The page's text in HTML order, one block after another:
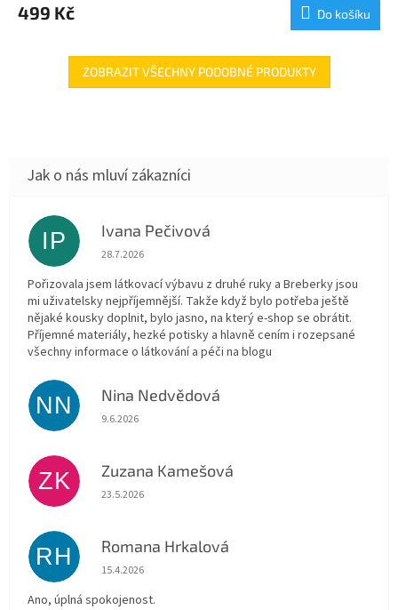
499 Kč Do košíku
ZOBRAZIT VŠECHNY PODOBNÉ PRODUKTY
IP Ivana Pečivová
Hodnocení obchodu je 5 z 5 hvězdiček.
28.7.2026
Pořizovala jsem látkovací výbavu z druhé ruky a Breberky jsou
mi uživatelsky nejpříjemnější. Takže když bylo potřeba ještě
nějaké kousky doplnit, bylo jasno, na který e-shop se obrátit.
Příjemné materiály, hezké potisky a hlavně cením i rozepsané
všechny informace o látkování a péči na blogu
NN Nina Nedvědová
Hodnocení obchodu je 5 z 5 hvězdiček.
9.6.2026
ZK Zuzana Kamešová
Hodnocení obchodu je 5 z 5 hvězdiček.
23.5.2026
RH Romana Hrkalová
Hodnocení obchodu je 5 z 5 hvězdiček.
15.4.2026
Ano, úplná spokojenost.